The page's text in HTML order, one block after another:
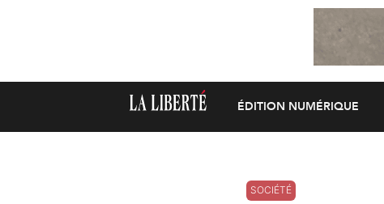
ÉDITION NUMÉRIQUE
SOCIÉTÉ